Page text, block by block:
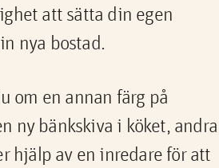
att sätta din egen
nya bostad.
om en annan färg på
ny bänkskiva i köket, andra
hjälp av en inredare för att